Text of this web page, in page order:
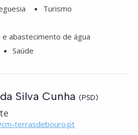
Turismo
e abastecimento de água
Saúde
Silva Cunha (PSD)
terrasdebouro.pt